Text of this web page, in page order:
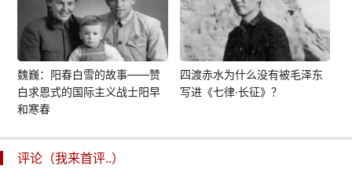
魏巍：阳春白雪的故事——赞
白求恩式的国际主义战士阳早
和寒春
四渡赤水为什么没有被毛泽东
写进《七律·长征》？
评论（我来首评..）